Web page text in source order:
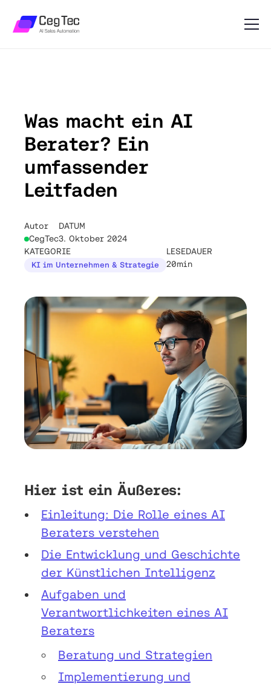
Was macht ein AI
Berater? Ein
umfassender
Leitfaden
Autor
CegTec
DATUM
3. Oktober 2024
KATEGORIE
KI im Unternehmen & Strategie
LESEDAUER
20min
Hier ist ein Äußeres:
Einleitung: Die Rolle eines AI
Beraters verstehen
Die Entwicklung und Geschichte
der Künstlichen Intelligenz
Aufgaben und
Verantwortlichkeiten eines AI
Beraters
Beratung und Strategien
Implementierung und